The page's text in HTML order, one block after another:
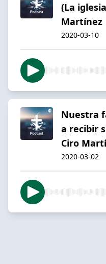
(La
Martínez
2020-03-10
Nuestra
a recibir
Ciro
2020-03-02